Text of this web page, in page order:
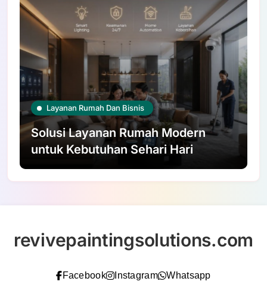
Layanan Rumah Dan Bisnis
Solusi Layanan Rumah Modern
untuk Kebutuhan Sehari Hari
revivepaintingsolutions.com
Facebook Instagram Whatsapp